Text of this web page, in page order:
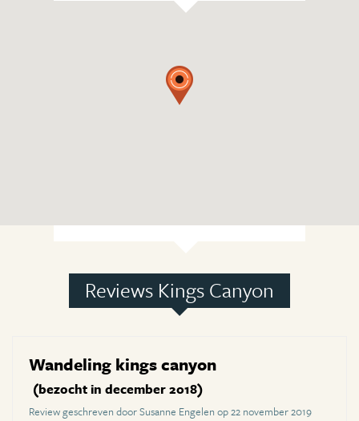
Reviews Kings Canyon
Wandeling kings canyon
(bezocht in december 2018)
Review geschreven door Susanne Engelen op 22 november 2019